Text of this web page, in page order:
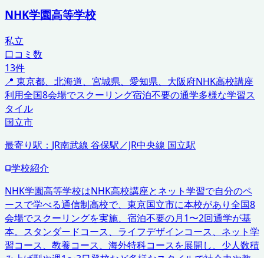
NHK学園高等学校
私立
口コミ数
13件
📍 東京都、北海道、宮城県、愛知県、大阪府NHK高校講座
利用全国8会場でスクーリング宿泊不要の通学多様な学習ス
タイル
国立市
最寄り駅： JR南武線 谷保駅／JR中央線 国立駅
学校紹介
NHK学園高等学校はNHK高校講座とネット学習で自分のペ
ースで学べる通信制高校で、東京国立市に本校があり全国8
会場でスクーリングを実施、宿泊不要の月1〜2回通学が基
本。スタンダードコース、ライフデザインコース、ネット学
習コース、教養コース、海外特科コースを展開し、少人数積